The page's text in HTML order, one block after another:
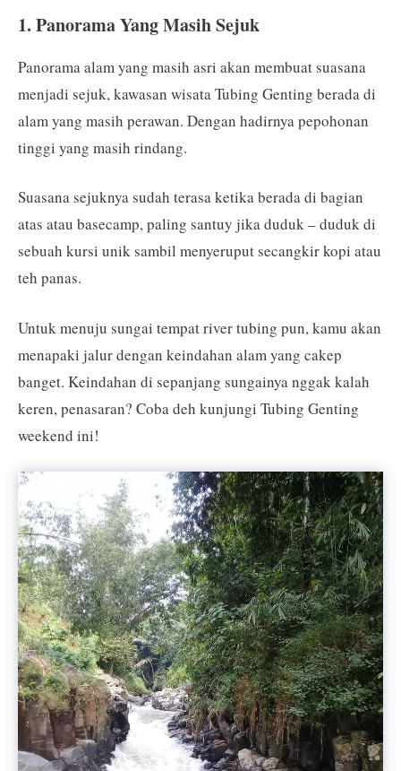
1. Panorama Yang Masih Sejuk
Panorama alam yang masih asri akan membuat suasana
menjadi sejuk, kawasan wisata Tubing Genting berada di
alam yang masih perawan. Dengan hadirnya pepohonan
tinggi yang masih rindang.
Suasana sejuknya sudah terasa ketika berada di bagian
atas atau basecamp, paling santuy jika duduk – duduk di
sebuah kursi unik sambil menyeruput secangkir kopi atau
teh panas.
Untuk menuju sungai tempat river tubing pun, kamu akan
menapaki jalur dengan keindahan alam yang cakep
banget. Keindahan di sepanjang sungainya nggak kalah
keren, penasaran? Coba deh kunjungi Tubing Genting
weekend ini!